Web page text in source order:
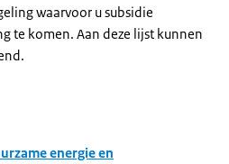
waarvoor u subsidie
te komen. Aan deze lijst kunnen
energie en